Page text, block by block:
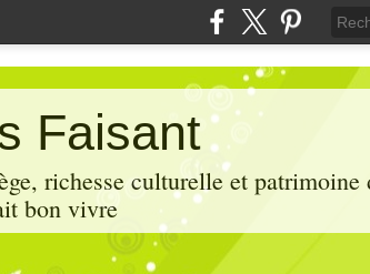
Faisant
richesse culturelle et patrimoine
bon vivre